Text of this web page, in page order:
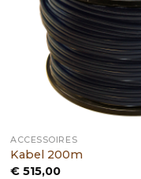
ACCESSOIRES
Kabel 200m
€ 515,00